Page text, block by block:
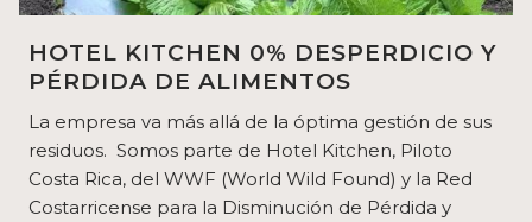
HOTEL KITCHEN 0% DESPERDICIO Y
PÉRDIDA DE ALIMENTOS
La empresa va más allá de la óptima gestión de sus
residuos. Somos parte de Hotel Kitchen, Piloto
Costa Rica, del WWF (World Wild Found) y la Red
Costarricense para la Disminución de Pérdida y